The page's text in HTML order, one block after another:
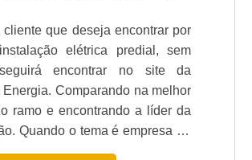
que deseja encontrar por
elétrica predial, sem
encontrar no site da
Energia. Comparando na melhor
ramo e encontrando a líder da
Quando o tema é empresa de
elétrica predial, com os